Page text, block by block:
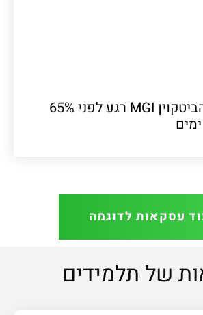
זיהוי מניית הביטקוין MGI רגע לפני 65%
עסקאות לדוגמה
של תלמידים